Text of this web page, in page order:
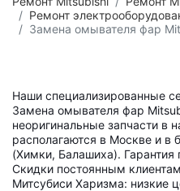
Ремонт
Замена омывателя фар
Наши специализированные
Замена омывателя фар
неоригинальные запчасти в
располагаются в Москве и
(Химки, Балашиха). Гарантия
Скидки постоянным
Митсубиси Харизма: низкие